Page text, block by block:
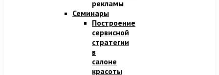
рекламы
Семинары
Построение
сервисной
стратегии
в
салоне
красоты